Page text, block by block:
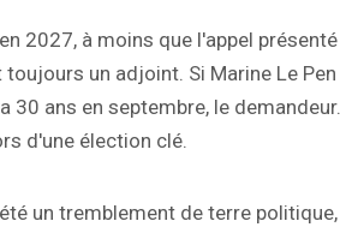
2027, à moins que l'appel
toujours un adjoint. Si Marine Le
30 ans en septembre, le
d'une élection clé.
un tremblement de terre